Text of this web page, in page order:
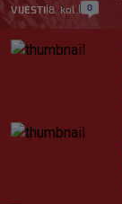
VIJESTI| 8. kol. 0